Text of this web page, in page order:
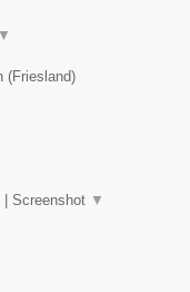
▼
(Friesland)
Screenshot ▼